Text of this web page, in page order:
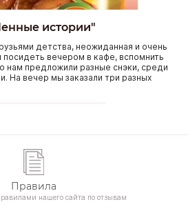
истории"
детства, неожиданная и очень
посидеть вечером в кафе, вспомнить
нам предложили разные снэки, среди
На вечер мы заказали три разных
Правила
нашего сайта по отзывам